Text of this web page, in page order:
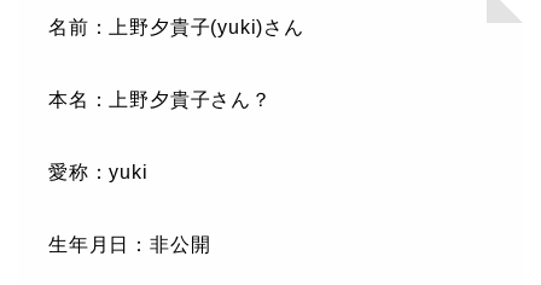
名前：上野夕貴子(yuki)さん
本名：上野夕貴子さん？
愛称：yuki
生年月日：非公開